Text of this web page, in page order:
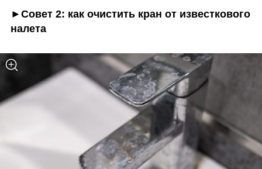
►Совет 2: как очистить кран от известкового
налета